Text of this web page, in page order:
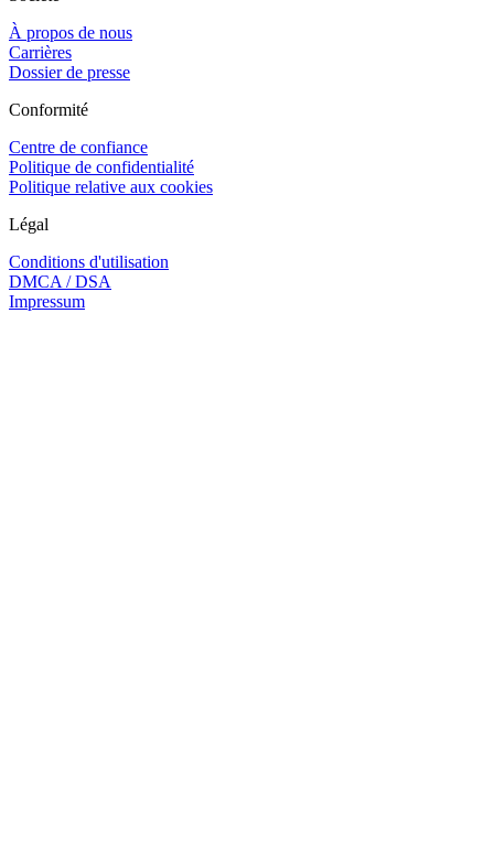
À propos de nous
Carrières
Dossier de presse
Conformité
Centre de confiance
Politique de confidentialité
Politique relative aux cookies
Légal
Conditions d'utilisation
DMCA / DSA
Impressum